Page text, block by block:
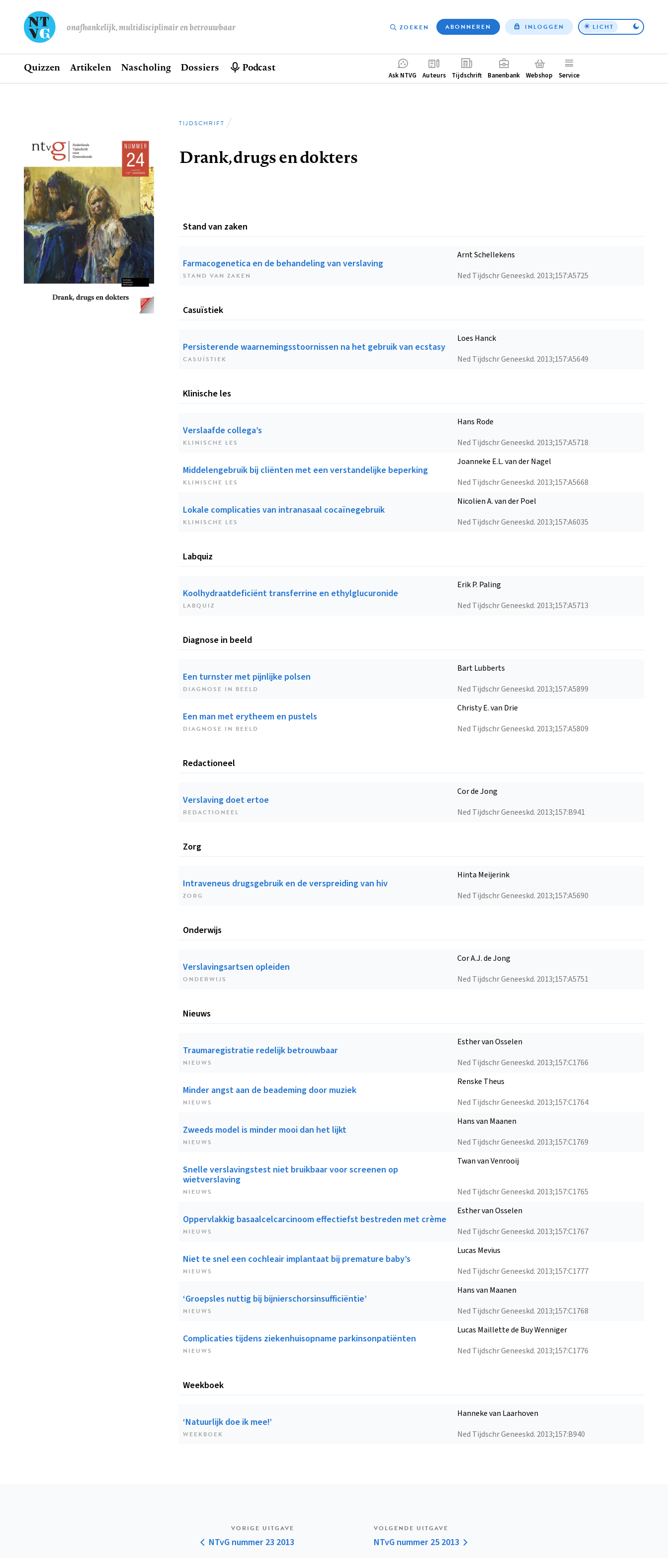
onafhankelijk, multidisciplinair en betrouwbaar
Top
ZOEKEN ABONNEREN INLOGGEN LICHT
Hoofdnavigatie
Home
Quizzen Artikelen Nascholing Dossiers Podcast
Complementair
Ask NTVG Auteurs Tijdschrift Banenbank Webshop Service
Kruimelpad
TIJDSCHRIFT
Drank, drugs en dokters
Stand van zaken
Farmacogenetica en de behandeling van verslaving
STAND VAN ZAKEN Ned Tijdschr Geneeskd. 2013;157:A5725
Arnt Schellekens
Casuïstiek
Persisterende waarnemingsstoornissen na het gebruik van ecstasy
CASUÏSTIEK Ned Tijdschr Geneeskd. 2013;157:A5649
Loes Hanck
Klinische les
Verslaafde collega’s
KLINISCHE LES Ned Tijdschr Geneeskd. 2013;157:A5718
Hans Rode
Middelengebruik bij cliënten met een verstandelijke beperking
KLINISCHE LES Ned Tijdschr Geneeskd. 2013;157:A5668
Joanneke E.L. van der Nagel
Lokale complicaties van intranasaal cocaïnegebruik
KLINISCHE LES Ned Tijdschr Geneeskd. 2013;157:A6035
Nicolien A. van der Poel
Labquiz
Koolhydraatdeficiënt transferrine en ethylglucuronide
LABQUIZ Ned Tijdschr Geneeskd. 2013;157:A5713
Erik P. Paling
Diagnose in beeld
Een turnster met pijnlijke polsen
DIAGNOSE IN BEELD Ned Tijdschr Geneeskd. 2013;157:A5899
Bart Lubberts
Een man met erytheem en pustels
DIAGNOSE IN BEELD Ned Tijdschr Geneeskd. 2013;157:A5809
Christy E. van Drie
Redactioneel
Verslaving doet ertoe
REDACTIONEEL Ned Tijdschr Geneeskd. 2013;157:B941
Cor de Jong
Zorg
Intraveneus drugsgebruik en de verspreiding van hiv
ZORG Ned Tijdschr Geneeskd. 2013;157:A5690
Hinta Meijerink
Onderwijs
Verslavingsartsen opleiden
ONDERWIJS Ned Tijdschr Geneeskd. 2013;157:A5751
Cor A.J. de Jong
Nieuws
Traumaregistratie redelijk betrouwbaar
NIEUWS Ned Tijdschr Geneeskd. 2013;157:C1766
Esther van Osselen
Minder angst aan de beademing door muziek
NIEUWS Ned Tijdschr Geneeskd. 2013;157:C1764
Renske Theus
Zweeds model is minder mooi dan het lijkt
NIEUWS Ned Tijdschr Geneeskd. 2013;157:C1769
Hans van Maanen
Snelle verslavingstest niet bruikbaar voor screenen op
wietverslaving
NIEUWS Ned Tijdschr Geneeskd. 2013;157:C1765
Twan van Venrooij
Oppervlakkig basaalcelcarcinoom effectiefst bestreden met crème
NIEUWS Ned Tijdschr Geneeskd. 2013;157:C1767
Esther van Osselen
Niet te snel een cochleair implantaat bij premature baby’s
NIEUWS Ned Tijdschr Geneeskd. 2013;157:C1777
Lucas Mevius
‘Groepsles nuttig bij bijnierschorsinsufficiëntie’
NIEUWS Ned Tijdschr Geneeskd. 2013;157:C1768
Hans van Maanen
Complicaties tijdens ziekenhuisopname parkinsonpatiënten
NIEUWS Ned Tijdschr Geneeskd. 2013;157:C1776
Lucas Maillette de Buy Wenniger
Weekboek
‘Natuurlijk doe ik mee!’
WEEKBOEK Ned Tijdschr Geneeskd. 2013;157:B940
Hanneke van Laarhoven
VORIGE UITGAVE
NTvG nummer 23 2013
VOLGENDE UITGAVE
NTvG nummer 25 2013